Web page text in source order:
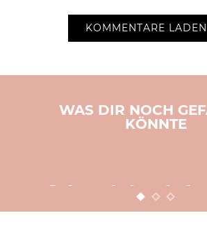
KOMMENTARE
WAS DIR NOCH
KÖNNTE
gemacht